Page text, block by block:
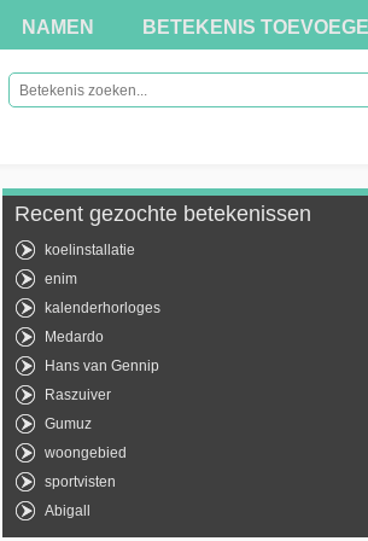
NAMEN BETEKENIS
Recent gezochte betekenissen
koelinstallatie
enim
kalenderhorloges
Medardo
Hans van Gennip
Raszuiver
Gumuz
woongebied
sportvisten
Abigall